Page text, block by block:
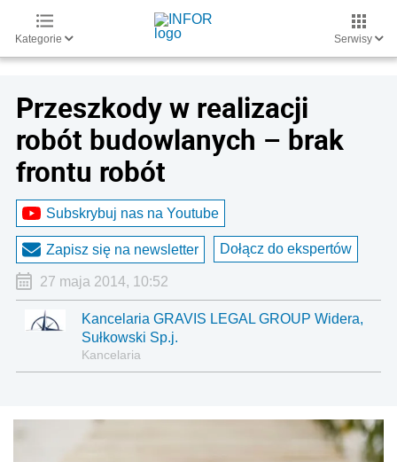
Kategorie Serwisy
Przeszkody w realizacji
robót budowlanych – brak
frontu robót
Subskrybuj nas na Youtube
Zapisz się na newsletter Dołącz do ekspertów
27 maja 2014, 10:52
Kancelaria GRAVIS LEGAL GROUP Widera,
Sułkowski Sp.j.
Kancelaria